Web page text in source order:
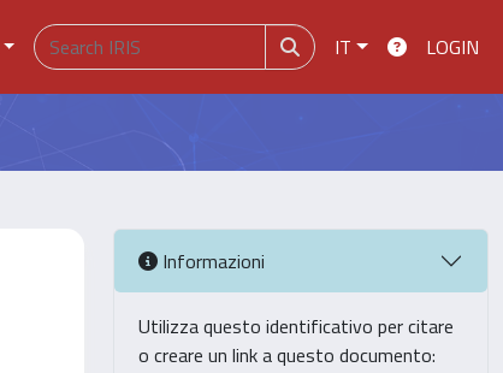
IT LOGIN
Informazioni
Utilizza questo identificativo per citare
o creare un link a questo documento: